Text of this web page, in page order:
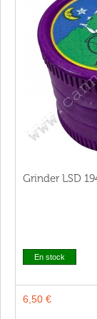
Grinder LSD
En stock
6,50 €